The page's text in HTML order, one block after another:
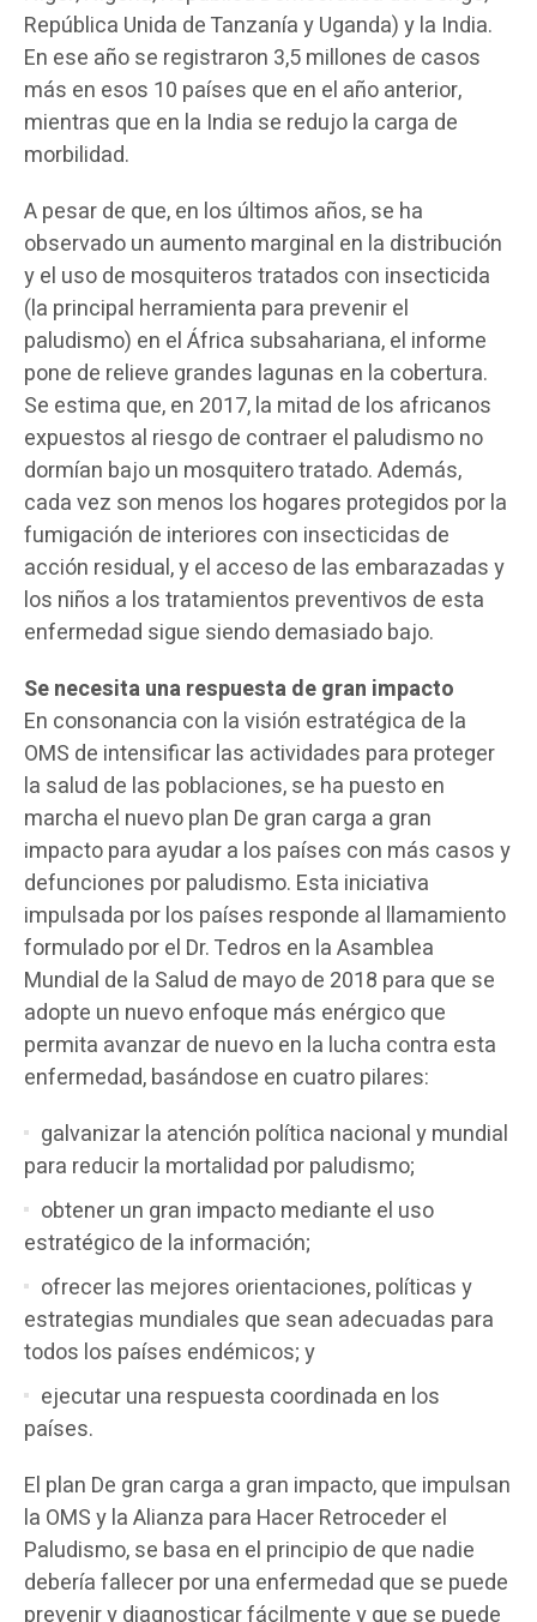
República Unida de Tanzanía y Uganda) y la India.
En ese año se registraron 3,5 millones de casos
más en esos 10 países que en el año anterior,
mientras que en la India se redujo la carga de
morbilidad.
A pesar de que, en los últimos años, se ha
observado un aumento marginal en la distribución
y el uso de mosquiteros tratados con insecticida
(la principal herramienta para prevenir el
paludismo) en el África subsahariana, el informe
pone de relieve grandes lagunas en la cobertura.
Se estima que, en 2017, la mitad de los africanos
expuestos al riesgo de contraer el paludismo no
dormían bajo un mosquitero tratado. Además,
cada vez son menos los hogares protegidos por la
fumigación de interiores con insecticidas de
acción residual, y el acceso de las embarazadas y
los niños a los tratamientos preventivos de esta
enfermedad sigue siendo demasiado bajo.
Se necesita una respuesta de gran impacto
En consonancia con la visión estratégica de la
OMS de intensificar las actividades para proteger
la salud de las poblaciones, se ha puesto en
marcha el nuevo plan De gran carga a gran
impacto para ayudar a los países con más casos y
defunciones por paludismo. Esta iniciativa
impulsada por los países responde al llamamiento
formulado por el Dr. Tedros en la Asamblea
Mundial de la Salud de mayo de 2018 para que se
adopte un nuevo enfoque más enérgico que
permita avanzar de nuevo en la lucha contra esta
enfermedad, basándose en cuatro pilares:
galvanizar la atención política nacional y mundial
para reducir la mortalidad por paludismo;
obtener un gran impacto mediante el uso
estratégico de la información;
ofrecer las mejores orientaciones, políticas y
estrategias mundiales que sean adecuadas para
todos los países endémicos; y
ejecutar una respuesta coordinada en los
países.
El plan De gran carga a gran impacto, que impulsan
la OMS y la Alianza para Hacer Retroceder el
Paludismo, se basa en el principio de que nadie
debería fallecer por una enfermedad que se puede
prevenir y diagnosticar fácilmente y que se puede